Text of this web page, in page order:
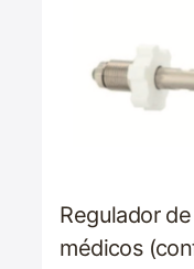
Regulador
médicos